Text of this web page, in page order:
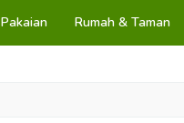
Pakaian Rumah & Taman